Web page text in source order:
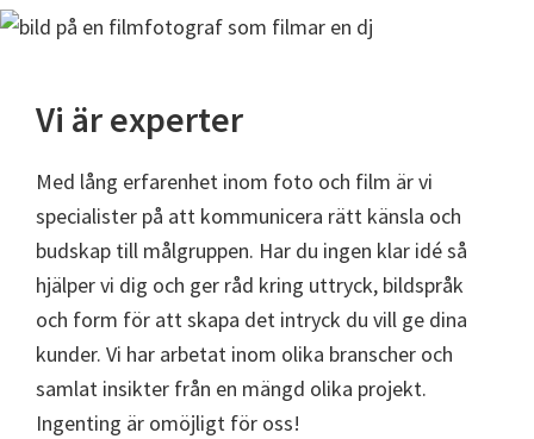
Vi är experter
Med lång erfarenhet inom foto och film är vi
specialister på att kommunicera rätt känsla och
budskap till målgruppen. Har du ingen klar idé så
hjälper vi dig och ger råd kring uttryck, bildspråk
och form för att skapa det intryck du vill ge dina
kunder. Vi har arbetat inom olika branscher och
samlat insikter från en mängd olika projekt.
Ingenting är omöjligt för oss!